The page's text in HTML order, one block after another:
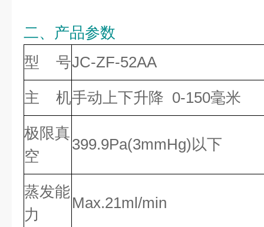
二、产品参数
型 号JC-ZF-52AA
主 机手动上下升降 0-150毫米
极限真
空
399.9Pa(3mmHg)以下
蒸发能
力
Max.21ml/min